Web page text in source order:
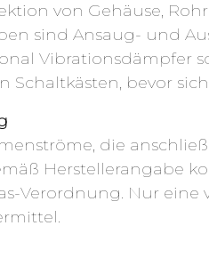
von Gehäuse,
sind Ansaug- und
Vibrationsdämpfer
Schaltkästen, bevor
die
Herstellerangabe
Verordnung. Nur eine